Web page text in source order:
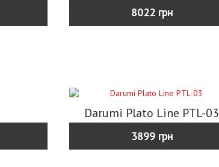
8022 грн
Darumi Plato Line PTL-03
3899 грн